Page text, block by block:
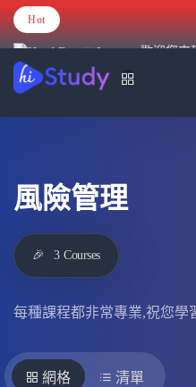
Hot
歡迎您來
風險管理
🎉 3 Courses
每種課程都非常專業,祝您學
網格 清單